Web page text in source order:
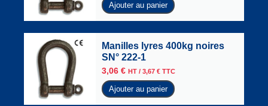
Ajouter au panier
Manilles lyres 400kg noires
SN° 222-1
3,06 € HT / 3,67 € TTC
Ajouter au panier